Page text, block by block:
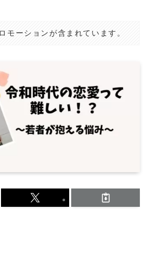
モーションが含まれています。